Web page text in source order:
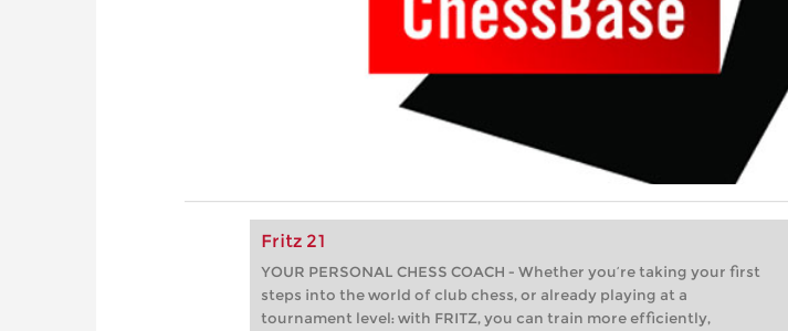
Fritz 21
YOUR PERSONAL CHESS COACH - Whether you’re taking your first
steps into the world of club chess, or already playing at a
tournament level: with FRITZ, you can train more efficiently,